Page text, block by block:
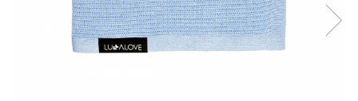
Suzete Silicon
Try It Bibs Denmark